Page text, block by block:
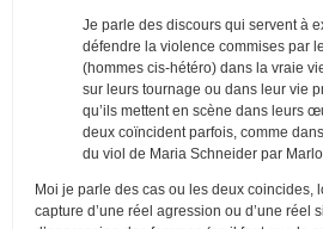
Je parle des discours qui servent à
défendre la violence commises par
(hommes cis-hétéro) dans la vraie
sur leurs tournage ou dans leur vie
qu’ils mettent en scène dans leurs
deux coïncident parfois, comme
du viol de Maria Schneider par
Moi je parle des cas ou les deux coincides,
capture d’une réel agression ou d’une réel